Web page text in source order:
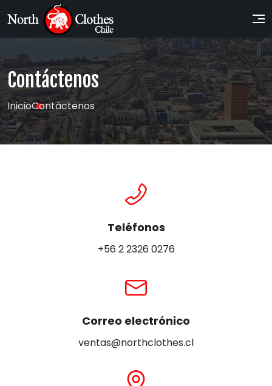
Contáctenos
InicioContáctenos
Teléfonos
+56 2 2326 0276
Correo electrónico
ventas@northclothes.cl